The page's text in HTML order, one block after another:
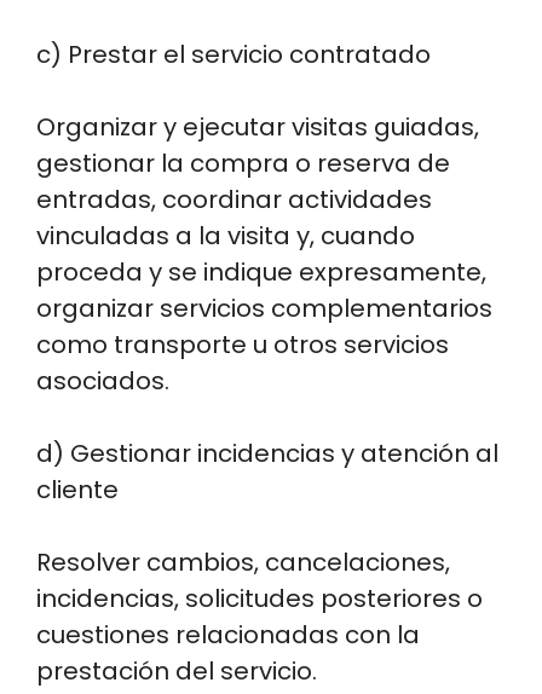
c) Prestar el servicio contratado
Organizar y ejecutar visitas guiadas,
gestionar la compra o reserva de
entradas, coordinar actividades
vinculadas a la visita y, cuando
proceda y se indique expresamente,
organizar servicios complementarios
como transporte u otros servicios
asociados.
d) Gestionar incidencias y atención al
cliente
Resolver cambios, cancelaciones,
incidencias, solicitudes posteriores o
cuestiones relacionadas con la
prestación del servicio.